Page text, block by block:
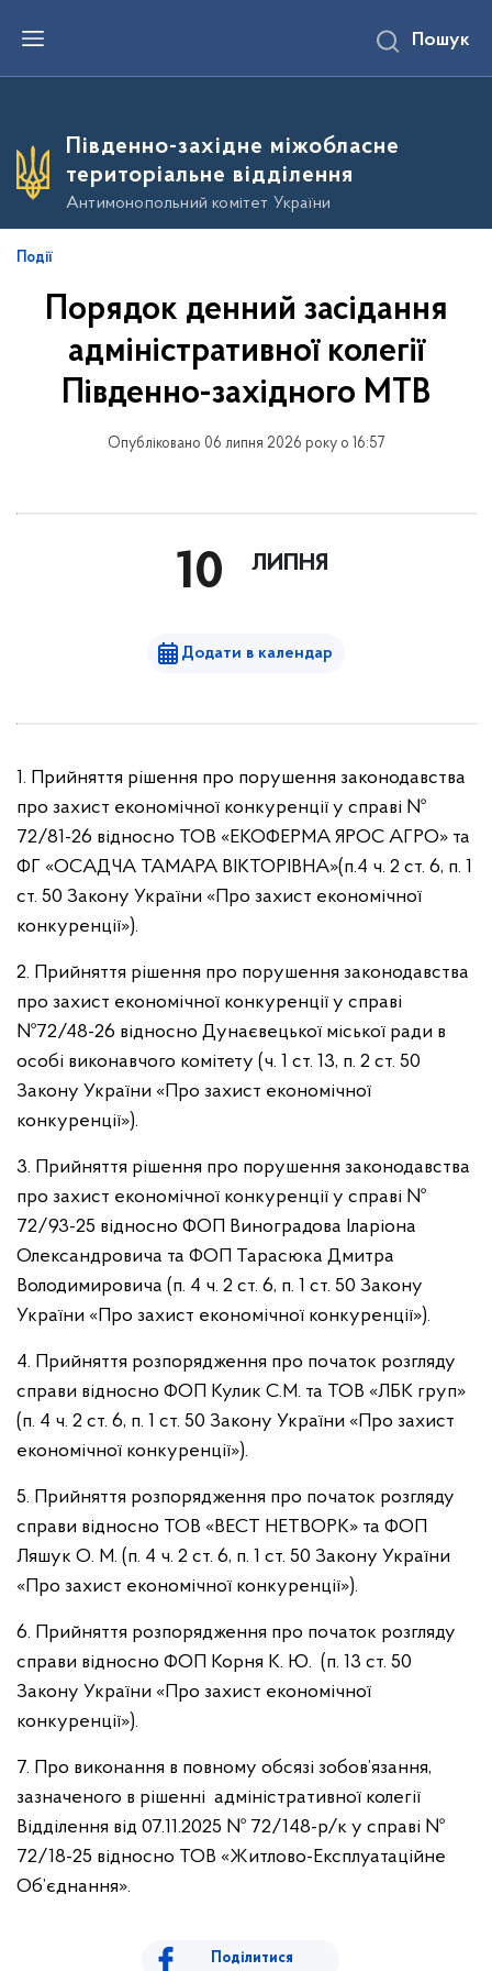
е
о
о
в
Пошук
Південно-західне міжобласне
територіальне відділення
Антимонопольний комітет України
Події
Порядок денний засідання
адміністративної колегії
Південно-західного МТВ
Опубліковано 06 липня 2026 року о 16:57
10 ЛИПНЯ
Додати в календар
1. Прийняття рішення про порушення законодавства
про захист економічної конкуренції у справі №
72/81-26 відносно ТОВ «ЕКОФЕРМА ЯРОС АГРО» та
ФГ «ОСАДЧА ТАМАРА ВІКТОРІВНА»(п.4 ч. 2 ст. 6, п. 1
ст. 50 Закону України «Про захист економічної
конкуренції»).
2. Прийняття рішення про порушення законодавства
про захист економічної конкуренції у справі
№72/48-26 відносно Дунаєвецької міської ради в
особі виконавчого комітету (ч. 1 ст. 13, п. 2 ст. 50
Закону України «Про захист економічної
конкуренції»).
3. Прийняття рішення про порушення законодавства
про захист економічної конкуренції у справі №
72/93-25 відносно ФОП Виноградова Іларіона
Олександровича та ФОП Тарасюка Дмитра
Володимировича (п. 4 ч. 2 ст. 6, п. 1 ст. 50 Закону
України «Про захист економічної конкуренції»).
4. Прийняття розпорядження про початок розгляду
справи відносно ФОП Кулик С.М. та ТОВ «ЛБК груп»
(п. 4 ч. 2 ст. 6, п. 1 ст. 50 Закону України «Про захист
економічної конкуренції»).
5. Прийняття розпорядження про початок розгляду
справи відносно ТОВ «ВЕСТ НЕТВОРК» та ФОП
Ляшук О. М. (п. 4 ч. 2 ст. 6, п. 1 ст. 50 Закону України
«Про захист економічної конкуренції»).
6. Прийняття розпорядження про початок розгляду
справи відносно ФОП Корня К. Ю. (п. 13 ст. 50
Закону України «Про захист економічної
конкуренції»).
7. Про виконання в повному обсязі зобов’язання,
зазначеного в рішенні адміністративної колегії
Відділення від 07.11.2025 № 72/148-р/к у справі №
72/18-25 відносно ТОВ «Житлово-Експлуатаційне
Об’єднання».
Поділитися